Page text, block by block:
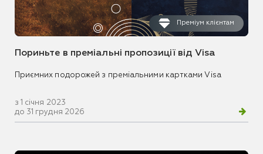
Преміум клієнтам
Пориньте в преміальні пропозиції від Visa
Приємних подорожей з преміальними картками Visa
з 1 січня 2023
до 31 грудня 2026